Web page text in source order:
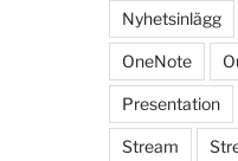
Nyhetsinlägg
OneNote
Presentation
Stream